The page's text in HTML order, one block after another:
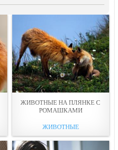
ЖИВОТНЫЕ НА ПЛЯНКЕ С
РOМАШКАМИ
ЖИВОТНЫЕ